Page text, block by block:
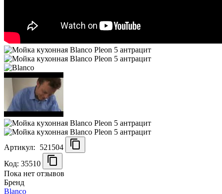
Артикул:
521504
Код: 35510
Пока нет отзывов
Бренд
Blanco